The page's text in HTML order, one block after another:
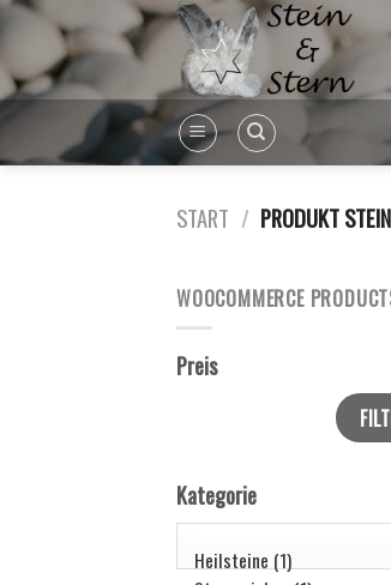
Skip
to
content
START / PRODUKT
WOOCOMMERCE
Preis
Kategorie